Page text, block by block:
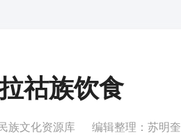
祜族饮食
族文化资源库 编辑整理：苏明奎